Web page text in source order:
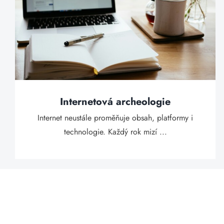
Internetová archeologie
Internet neustále proměňuje obsah, platformy i
technologie. Každý rok mizí ...